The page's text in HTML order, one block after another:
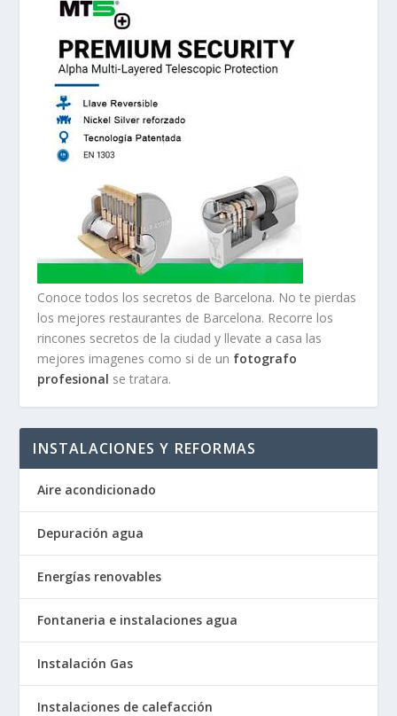
Conoce todos los secretos de Barcelona. No te pierdas
los mejores restaurantes de Barcelona. Recorre los
rincones secretos de la ciudad y llevate a casa las
mejores imagenes como si de un fotografo
profesional se tratara.
INSTALACIONES Y REFORMAS
Aire acondicionado
Depuración agua
Energías renovables
Fontaneria e instalaciones agua
Instalación Gas
Instalaciones de calefacción